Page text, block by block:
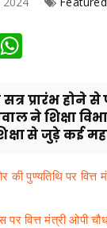
प्रारंभ होने से
ने शिक्षा
से जुड़े कई
की पुण्यतिथि पर वित्त
पर वित्त मंत्री ओपी